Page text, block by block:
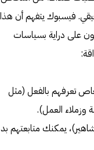
فيسبوك يتفهم أن هذا
على دراية بسياسات
تعرفهم بالفعل (مثل
وزملاء العمل).
يمكنك متابعتهم